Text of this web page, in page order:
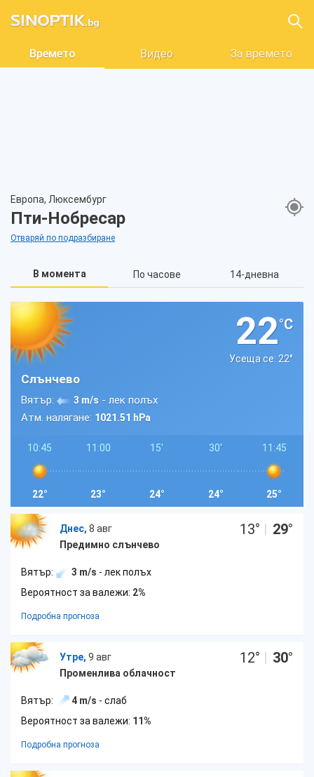
Времето Видео За времето
Европа, Люксембург
Пти-Нобресар
Отваряй по подразбиране
В момента По часове 14-дневна
22°C
Усеща се: 22°
Слънчево
Вятър: 3 m/s - лек полъх
Атм. налягане: 1021.51 hPa
10:45
22°
11:00
23°
15'
24°
30'
24°
11:45
25°
Днес, 8 авг
Предимно слънчево
13° | 29°
Вятър: 3 m/s - лек полъх
Вероятност за валежи: 2%
Подробна прогноза
Утре, 9 авг
Променлива облачност
12° | 30°
Вятър: 4 m/s - слаб
Вероятност за валежи: 11%
Подробна прогноза